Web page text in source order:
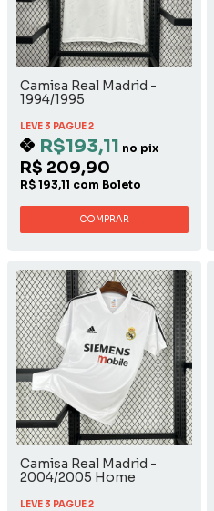
Camisa Real Madrid -
1994/1995
LEVE 3 PAGUE 2
R$193,11 no pix
R$ 209,90
R$ 193,11 com Boleto
COMPRAR
Camisa Real Madrid -
2004/2005 Home
LEVE 3 PAGUE 2